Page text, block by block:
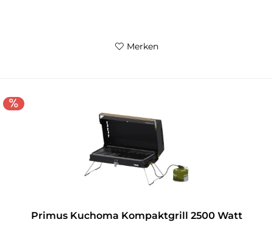
Merken
Primus Kuchoma Kompaktgrill 2500 Watt